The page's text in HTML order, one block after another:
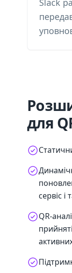
Slack
для
сервіс і
QR-